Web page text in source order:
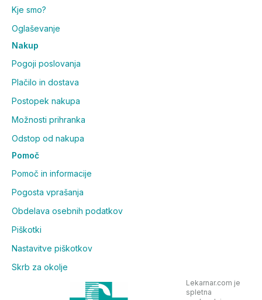
Kje smo?
Oglaševanje
Nakup
Pogoji poslovanja
Plačilo in dostava
Postopek nakupa
Možnosti prihranka
Odstop od nakupa
Pomoč
Pomoč in informacije
Pogosta vprašanja
Obdelava osebnih podatkov
Piškotki
Nastavitve piškotkov
Skrb za okolje
Lekarnar.com je
spletna